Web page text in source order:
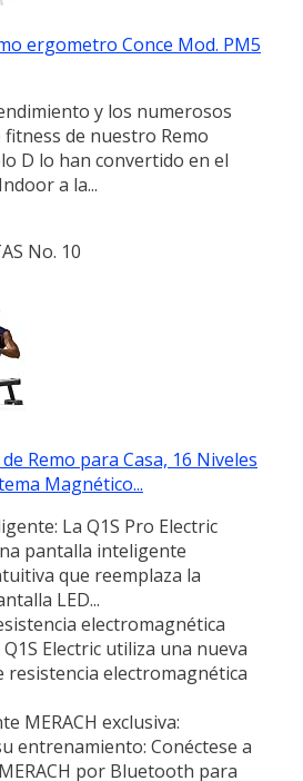
ergometro Conce Mod. PM5
y los numerosos
fitness de nuestro Remo
D lo han convertido en el
a la...
No. 10
Remo para Casa, 16 Niveles
Magnético...
La Q1S Pro Electric
pantalla inteligente
que reemplaza la
LED...
electromagnética
Electric utiliza una nueva
resistencia electromagnética
MERACH exclusiva:
entrenamiento: Conéctese a
por Bluetooth para